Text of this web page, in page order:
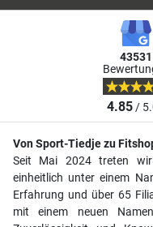
43531
4.85/
Von Sport-Tiedje zu
Seit Mai 2024 treten
einheitlich unter einem
Erfahrung und über 65
mit einem neuen